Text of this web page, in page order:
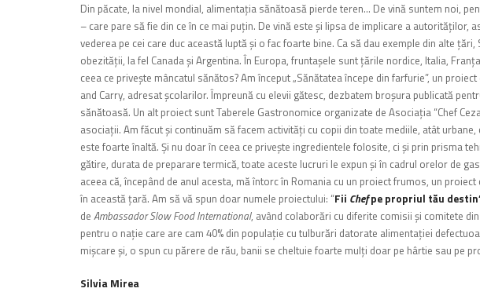
Din păcate, la nivel mondial, alimentaţia sănătoasă pierde teren… De vină suntem noi,
– care pare să fie din ce în ce mai puţin. De vină este şi lipsa de implicare a autorităţilor,
vederea pe cei care duc această luptă şi o fac foarte bine. Ca să dau exemple din alte
obezităţii, la fel Canada şi Argentina. În Europa, fruntaşele sunt ţările nordice, Italia,
ceea ce priveşte mâncatul sănătos?Am început „Sănătatea începe din farfurie”, un
and Carry, adresat şcolarilor. Împreună cu elevii gătesc, dezbatem broşura publicată
sănătoasă. Un alt proiect sunt Taberele Gastronomice organizate de Asociaţia “Chef
asociaţii. Am făcut şi continuăm să facem activităţi cu copii din toate mediile, atât
este foarte înaltă. Şi nu doar în ceea ce priveşte ingredientele folosite, ci şi prin prisma
gătire, durata de preparare termică, toate aceste lucruri le expun şi în cadrul orelor de
aceea că, începând de anul acesta, mă întorc în Romania cu un proiect frumos, un
în această ţară. Am să vă spun doar numele proiectului: “Fii Chefpe propriul tău
de Ambassador Slow Food International, având colaborări cu diferite comisii şi comitete
pentru o naţie care are cam 40% din populaţie cu tulburări datorate alimentaţiei
mişcare şi, o spun cu părere de rău, banii se cheltuie foarte mulţi doar pe hârtie sau pe
Silvia Mirea